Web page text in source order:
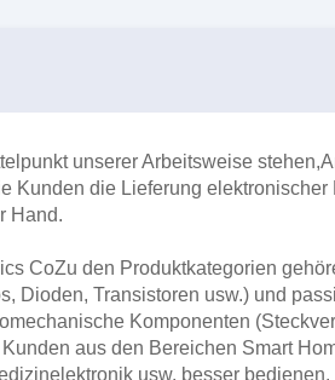
unserer Arbeitsweise stehen,
Kunden die Lieferung
Hand.
CoZu den Produktkategorien
Dioden, Transistoren usw.) und
Komponenten
aus den Bereichen Smart
usw. besser bedienen.